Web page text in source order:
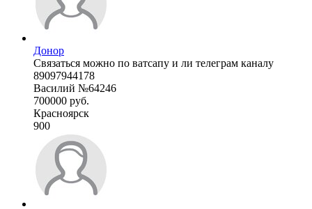
Донор
Связаться можно по ватсапу и ли телеграм каналу
89097944178
Василий №64246
700000 руб.
Красноярск
900